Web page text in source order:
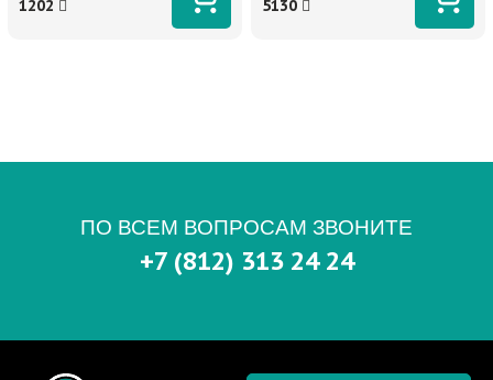
1202 5130
ПО ВСЕМ ВОПРОСАМ ЗВОНИТЕ
+7 (812) 313 24 24